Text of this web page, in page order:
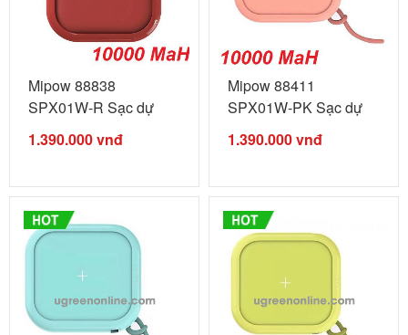
Mipow 88838
SPX01W-R Sạc dự
phòng không ...
1.390.000vnđ
Mipow 88411
SPX01W-PK Sạc dự
phòng không ...
1.390.000vnđ